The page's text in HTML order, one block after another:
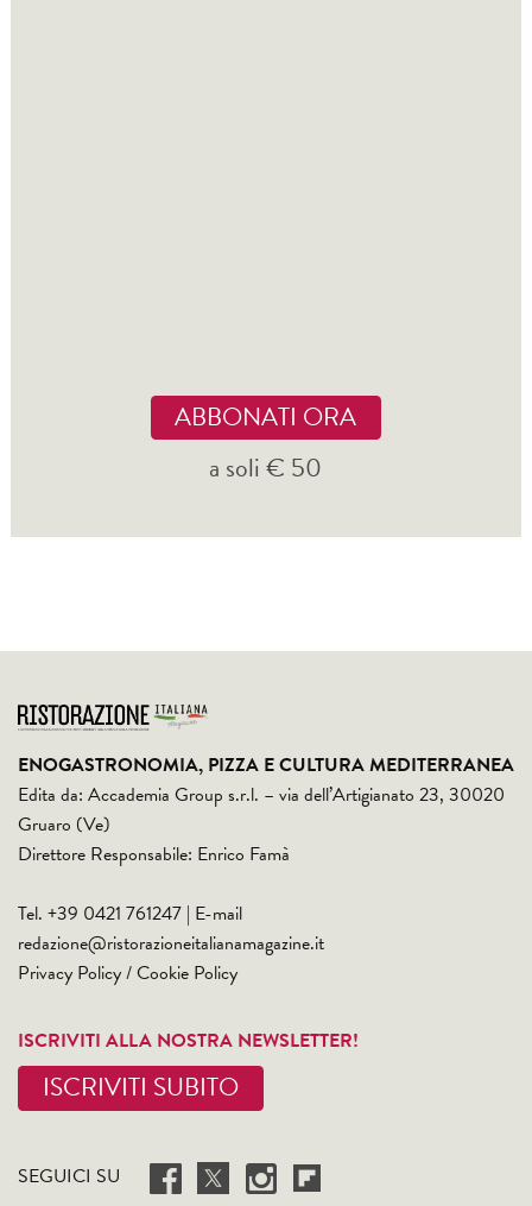
ABBONATI ORA
a soli € 50
ENOGASTRONOMIA, PIZZA E CULTURA MEDITERRANEA
Edita da: Accademia Group s.r.l. – via dell’Artigianato 23, 30020
Gruaro (Ve)
Direttore Responsabile: Enrico Famà
Tel. +39 0421 761247 | E-mail
redazione@ristorazioneitalianamagazine.it
Privacy Policy/Cookie Policy
ISCRIVITI ALLA NOSTRA NEWSLETTER!
ISCRIVITI SUBITO
SEGUICI SU